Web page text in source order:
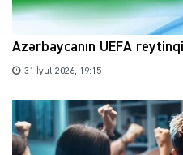
Azərbaycanın UEFA
31 İyul 2026, 19:15